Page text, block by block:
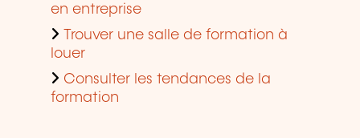
en entreprise
Trouver une salle de formation à
louer
Consulter les tendances de la
formation